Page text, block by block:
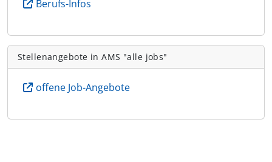
Berufs-Infos
Stellenangebote in AMS "alle jobs"
offene Job-Angebote